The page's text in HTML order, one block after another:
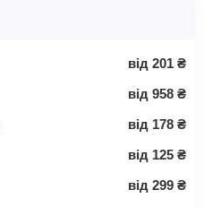
від 201 ₴
від 958 ₴
від 178 ₴
від 125 ₴
від 299 ₴